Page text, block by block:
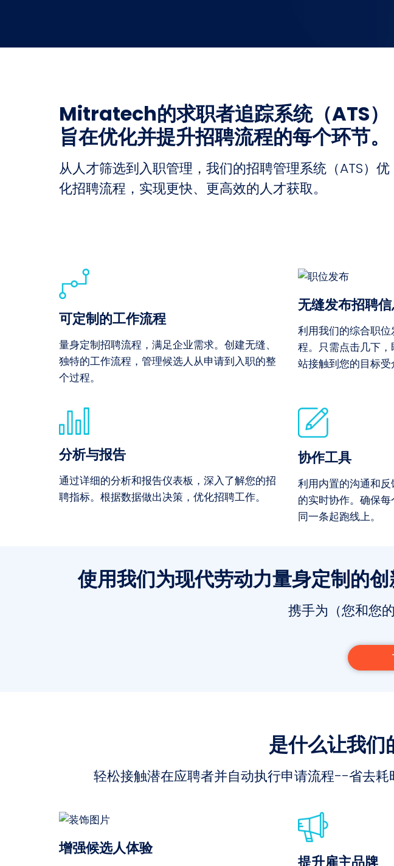
Mitratech的求职者追踪系统（ATS）
旨在优化并提升招聘流程的每个环节。
从人才筛选到入职管理，我们的招聘管理系统（ATS）优
化招聘流程，实现更快、更高效的人才获取。
可定制的工作流程
量身定制招聘流程，满足企业需求。创建无缝、
独特的工作流程，管理候选人从申请到入职的整
个过程。
无缝发布招聘
利用我们的综合职
程。只需点击几下
站接触到您的目标受
分析与报告
通过详细的分析和报告仪表板，深入了解您的招
聘指标。根据数据做出决策，优化招聘工作。
协作工具
利用内置的沟通和
的实时协作。确保
同一条起跑线上。
使用我们为现代劳动力量身定制的
携手为（您和您
是什么让我们
轻松接触潜在应聘者并自动执行申请流程--省去耗
增强候选人体验
提升雇主品牌